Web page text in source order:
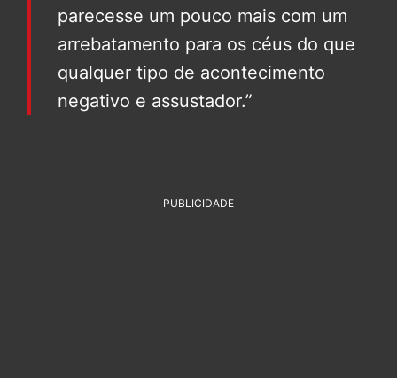
parecesse um pouco mais com um
arrebatamento para os céus do que
qualquer tipo de acontecimento
negativo e assustador.”
PUBLICIDADE